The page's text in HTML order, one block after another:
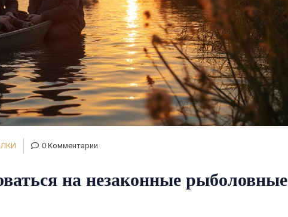
0 Комментарии
на незаконные рыболовные